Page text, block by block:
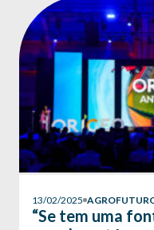
13/02/2025
“Se tem uma